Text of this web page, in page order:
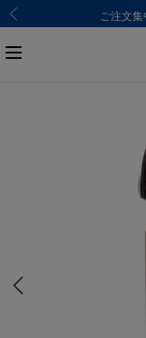
ご注文